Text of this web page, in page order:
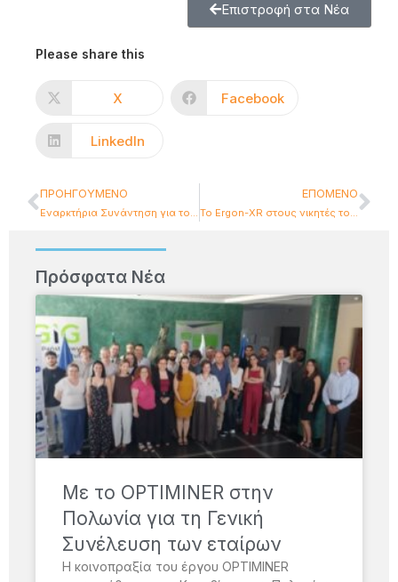
Επιστροφή στα Νέα
Please share this
X Facebook
LinkedIn
ΠΡΟΗΓΟΎΜΕΝΟ
Εναρκτήρια Συνάντηση για το έργο ENACT στις Βρυξέλες
ΕΠΌΜΕΝΟ
Το Ergon-XR στους νικητές του MASTER-XR Open Call!
Πρόσφατα Νέα
Με το OPTIMINER στην
Πολωνία για τη Γενική
Συνέλευση των εταίρων
Η κοινοπραξία του έργου OPTIMINER